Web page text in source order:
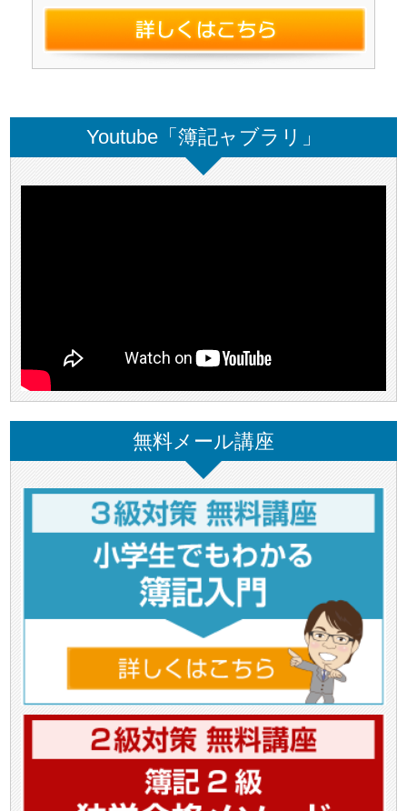
Youtube「簿記ャブラリ」
無料メール講座